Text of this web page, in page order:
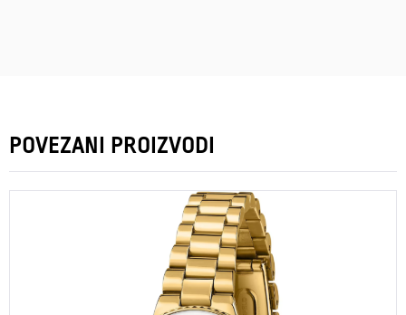
POVEZANI PROIZVODI